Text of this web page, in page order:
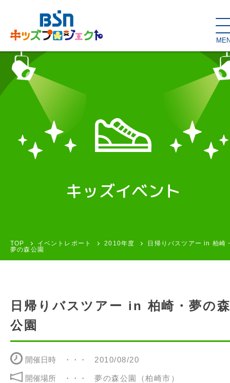
SDGs de
はぐくむコラム
キッズが主役！
親バカグラム 動画コンテンツ キッズイベント
読み聞かせ・出前授業
ハロー
子育て応援隊！
キッズイベント
TOP イベントレポート 2010年度
日帰りバスツアー in 柏崎
夢の森公園
日帰りバスツアー in 柏崎・夢の
公園
開催日時 2010/08/20
開催場所 夢の森公園（柏崎市）